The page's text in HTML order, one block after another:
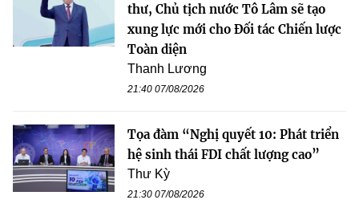
thư, Chủ tịch nước Tô Lâm sẽ tạo
xung lực mới cho Đối tác Chiến lược
Toàn diện
Thanh Lương
21:40 07/08/2026
Tọa đàm “Nghị quyết 10: Phát triển
hệ sinh thái FDI chất lượng cao”
Thư Kỳ
21:30 07/08/2026